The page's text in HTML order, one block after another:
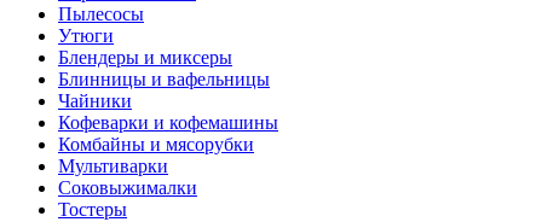
Пылесосы
Утюги
Блендеры и миксеры
Блинницы и вафельницы
Чайники
Кофеварки и кофемашины
Комбайны и мясорубки
Мультиварки
Соковыжималки
Тостеры